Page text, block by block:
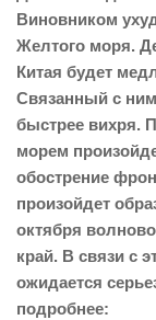
Виновником
Желтого моря.
Китая будет
Связанный с
быстрее вихря.
морем
обострение
произойдет
октября
край. В связи с
ожидается
подробнее: